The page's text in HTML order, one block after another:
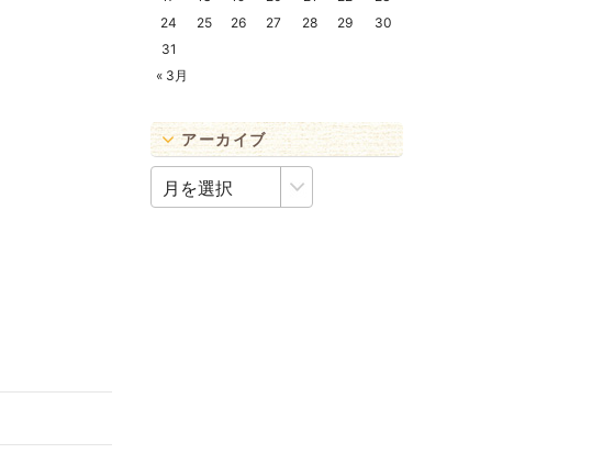
24
25 26 27 28 29
30
31
« 3月
アーカイブ
ア